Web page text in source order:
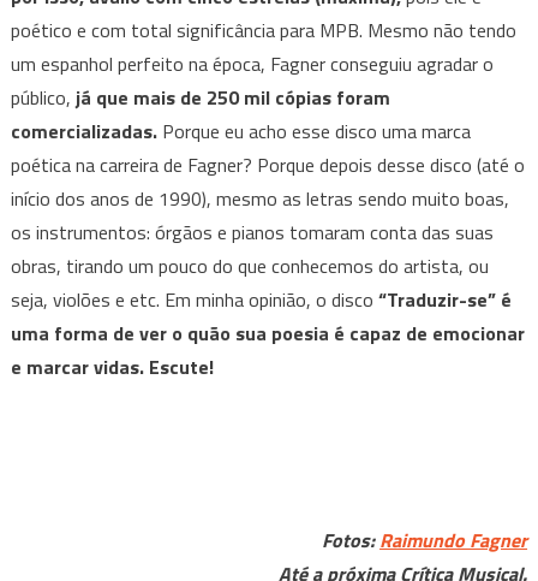
poético e com total significância para MPB. Mesmo não tendo
um espanhol perfeito na época, Fagner conseguiu agradar o
público, já que mais de 250 mil cópias foram
comercializadas.Porque eu acho esse disco uma marca
poética na carreira de Fagner? Porque depois desse disco (até o
início dos anos de 1990), mesmo as letras sendo muito boas,
os instrumentos: órgãos e pianos tomaram conta das suas
obras, tirando um pouco do que conhecemos do artista, ou
seja, violões e etc. Em minha opinião, o disco “Traduzir-se” é
uma forma de ver o quão sua poesia é capaz de emocionar
e marcar vidas. Escute!
Fotos:Raimundo Fagner
Até a próxima Crítica Musical.